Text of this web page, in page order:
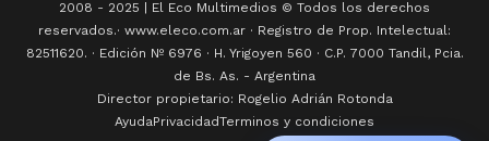
2008 - 2025 | El Eco Multimedios © Todos los derechos
reservados.· www.eleco.com.ar · Registro de Prop. Intelectual:
82511620. · Edición Nº 6976 · H. Yrigoyen 560 · C.P. 7000 Tandil, Pcia.
de Bs. As. - Argentina
Director propietario: Rogelio Adrián Rotonda
AyudaPrivacidadTerminos y condiciones